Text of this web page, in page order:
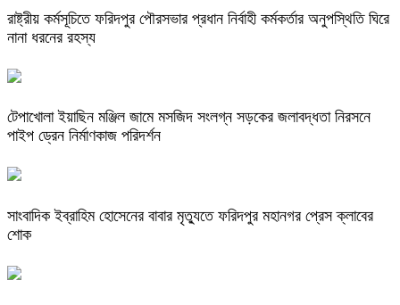
রাষ্ট্রীয় কর্মসূচিতে ফরিদপুর পৌরসভার প্রধান নির্বাহী কর্মকর্তার অনুপস্থিতি ঘিরে
নানা ধরনের রহস্য
টেপাখোলা ইয়াছিন মঞ্জিল জামে মসজিদ সংলগ্ন সড়কের জলাবদ্ধতা নিরসনে
পাইপ ড্রেন নির্মাণকাজ পরিদর্শন
সাংবাদিক ইব্রাহিম হোসেনের বাবার মৃত্যুতে ফরিদপুর মহানগর প্রেস ক্লাবের
শোক